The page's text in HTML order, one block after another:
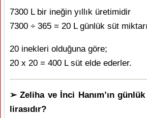
7300 L bir ineğin yıllık üretimidir
7300 ÷ 365 = 20 L günlük süt
20 inekleri olduğuna göre;
20 x 20 = 400 L süt elde ederler.
➢ Zeliha ve İnci Hanım’ın
lirasıdır?